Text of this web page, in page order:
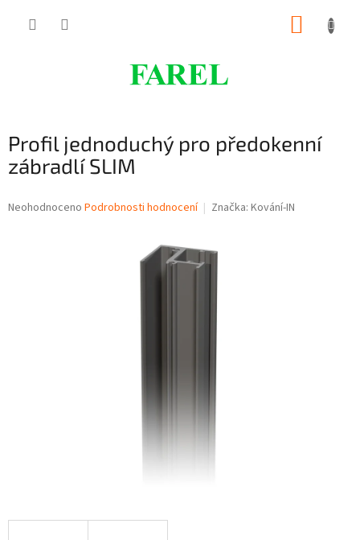
Profil jednoduchý pro předokenní
zábradlí SLIM
Průměrné
Neohodnoceno Podrobnosti hodnocení Značka: Kování-IN